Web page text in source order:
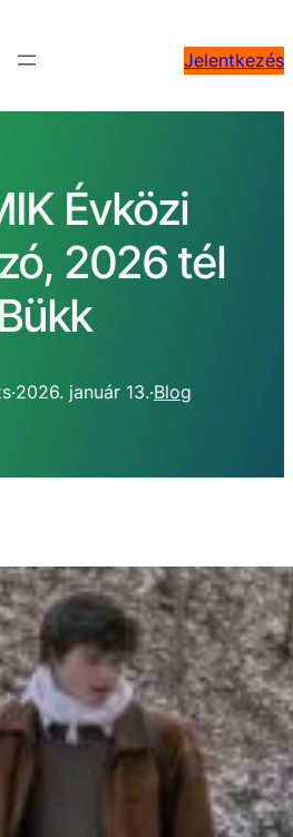
Jelentkezés
Évközi
2026 tél
Bükk
·2026. január 13.·Blog